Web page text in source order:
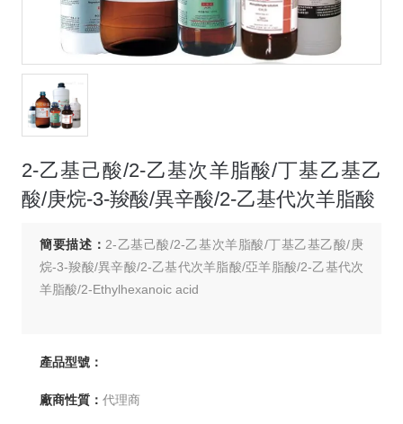
2-乙基己酸/2-乙基次羊脂酸/丁基乙基乙
酸/庚烷-3-羧酸/異辛酸/2-乙基代次羊脂酸
簡要描述： 2-乙基己酸/2-乙基次羊脂酸/丁基乙基乙酸/庚
烷-3-羧酸/異辛酸/2-乙基代次羊脂酸/亞羊脂酸/2-乙基代次
羊脂酸/2-Ethylhexanoic acid
產品型號：
廠商性質： 代理商